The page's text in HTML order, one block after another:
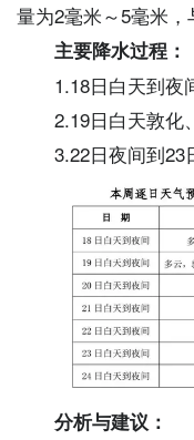
交通文艺广播 延边
延边商务 延边
直播点播
量为2毫米～5毫米，
主要降水过程：
1.18日白天到夜
2.19日白天敦化
3.22日夜间到23
分析与建议：